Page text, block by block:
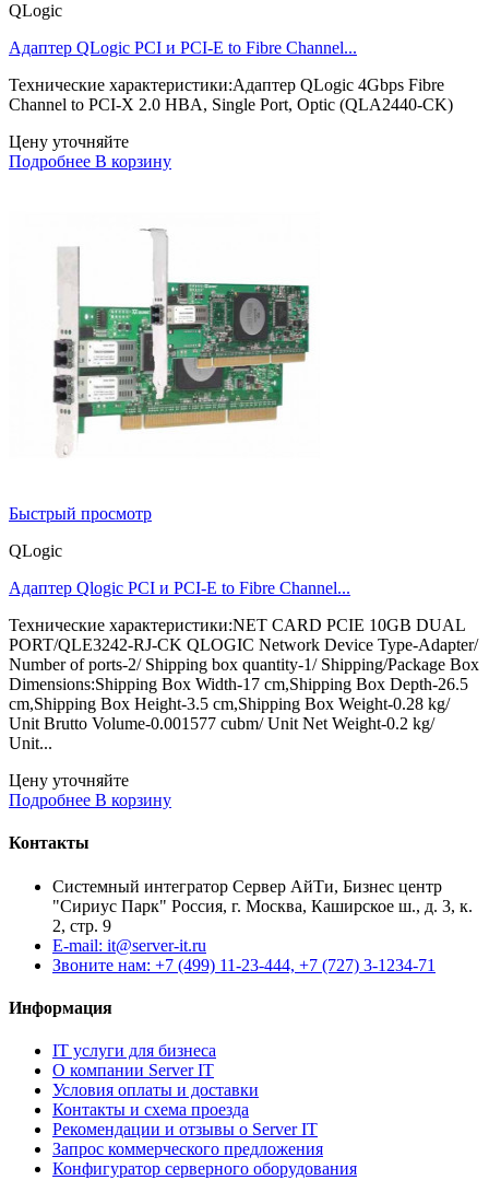
QLogic
Адаптер QLogic PCI и PCI-E to Fibre Channel...
Технические характеристики:Адаптер QLogic 4Gbps Fibre
Channel to PCI-X 2.0 HBA, Single Port, Optic (QLA2440-CK)
Цену уточняйте
Подробнее В корзину
Быстрый просмотр
QLogic
Адаптер Qlogic PCI и PCI-E to Fibre Channel...
Технические характеристики:NET CARD PCIE 10GB DUAL
PORT/QLE3242-RJ-CK QLOGIC Network Device Type-Adapter/
Number of ports-2/ Shipping box quantity-1/ Shipping/Package Box
Dimensions:Shipping Box Width-17 cm,Shipping Box Depth-26.5
cm,Shipping Box Height-3.5 cm,Shipping Box Weight-0.28 kg/
Unit Brutto Volume-0.001577 cubm/ Unit Net Weight-0.2 kg/
Unit...
Цену уточняйте
Подробнее В корзину
Контакты
Системный интегратор Сервер АйТи, Бизнес центр
"Сириус Парк" Россия, г. Москва, Каширское ш., д. 3, к.
2, стр. 9
E-mail: it@server-it.ru
Звоните нам: +7 (499) 11-23-444, +7 (727) 3-1234-71
Информация
IT услуги для бизнеса
О компании Server IT
Условия оплаты и доставки
Контакты и схема проезда
Рекомендации и отзывы о Server IT
Запрос коммерческого предложения
Конфигуратор серверного оборудования